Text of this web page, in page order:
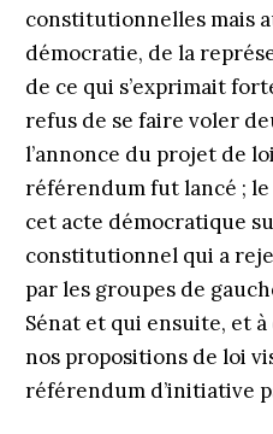
constitutionnelles mais
démocratie, de la
de ce qui s’exprimait
refus de se faire voler
l’annonce du projet de
référendum fut lancé ; le
cet acte démocratique
constitutionnel qui a
par les groupes de
Sénat et qui ensuite, et
nos propositions de loi
référendum d’initiative